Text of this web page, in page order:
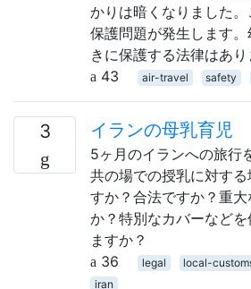
かりは暗くなりました
保護問題が発生します
きに保護する法律はあり
43
air-travel safety
3 イランの母乳育児
5ヶ月のイランへの旅行
共の場での授乳に対す
すか？合法ですか？重
か？特別なカバーなど
ますか？
36
legal local-
iran